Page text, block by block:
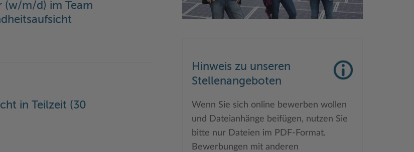
(w/m/d) im Team
in Teilzeit (30
Hinweis zu unseren
Stellenangeboten
Wenn Sie sich online bewerben wollen
und Dateianhänge beifügen, nutzen Sie
bitte nur Dateien im PDF-Format.
Bewerbungen mit anderen